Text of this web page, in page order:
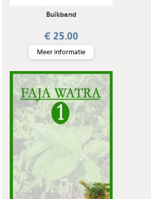
Buikband
€ 25.00
Meer informatie